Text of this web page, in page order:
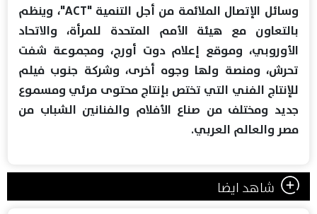
وسائل الإتصال الملائمة من أجل التنمية "ACT"، وينظم
بالتعاون مع هيئة ‏الأمم المتحدة للمرأة، والاتحاد
الأوروبي، وموقع إعلام دوت أورج، ومجموعة شفت
تحرش، ومنصة ولها وجوه أخرى، وشركة جنوب فيلم
للإنتاج الفني التي تختص بإنتاج ‏محتوى مرئي ومسموع
جديد ومختلف من صناع الأفلام والفنانين الشباب من
مصر ‏والعالم العربي.
شاهد ايضا